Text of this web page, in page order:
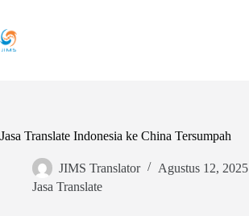
content
Jasa Translate Indonesia ke China Tersumpah
JIMS Translator
Agustus 12, 2025
Jasa Translate